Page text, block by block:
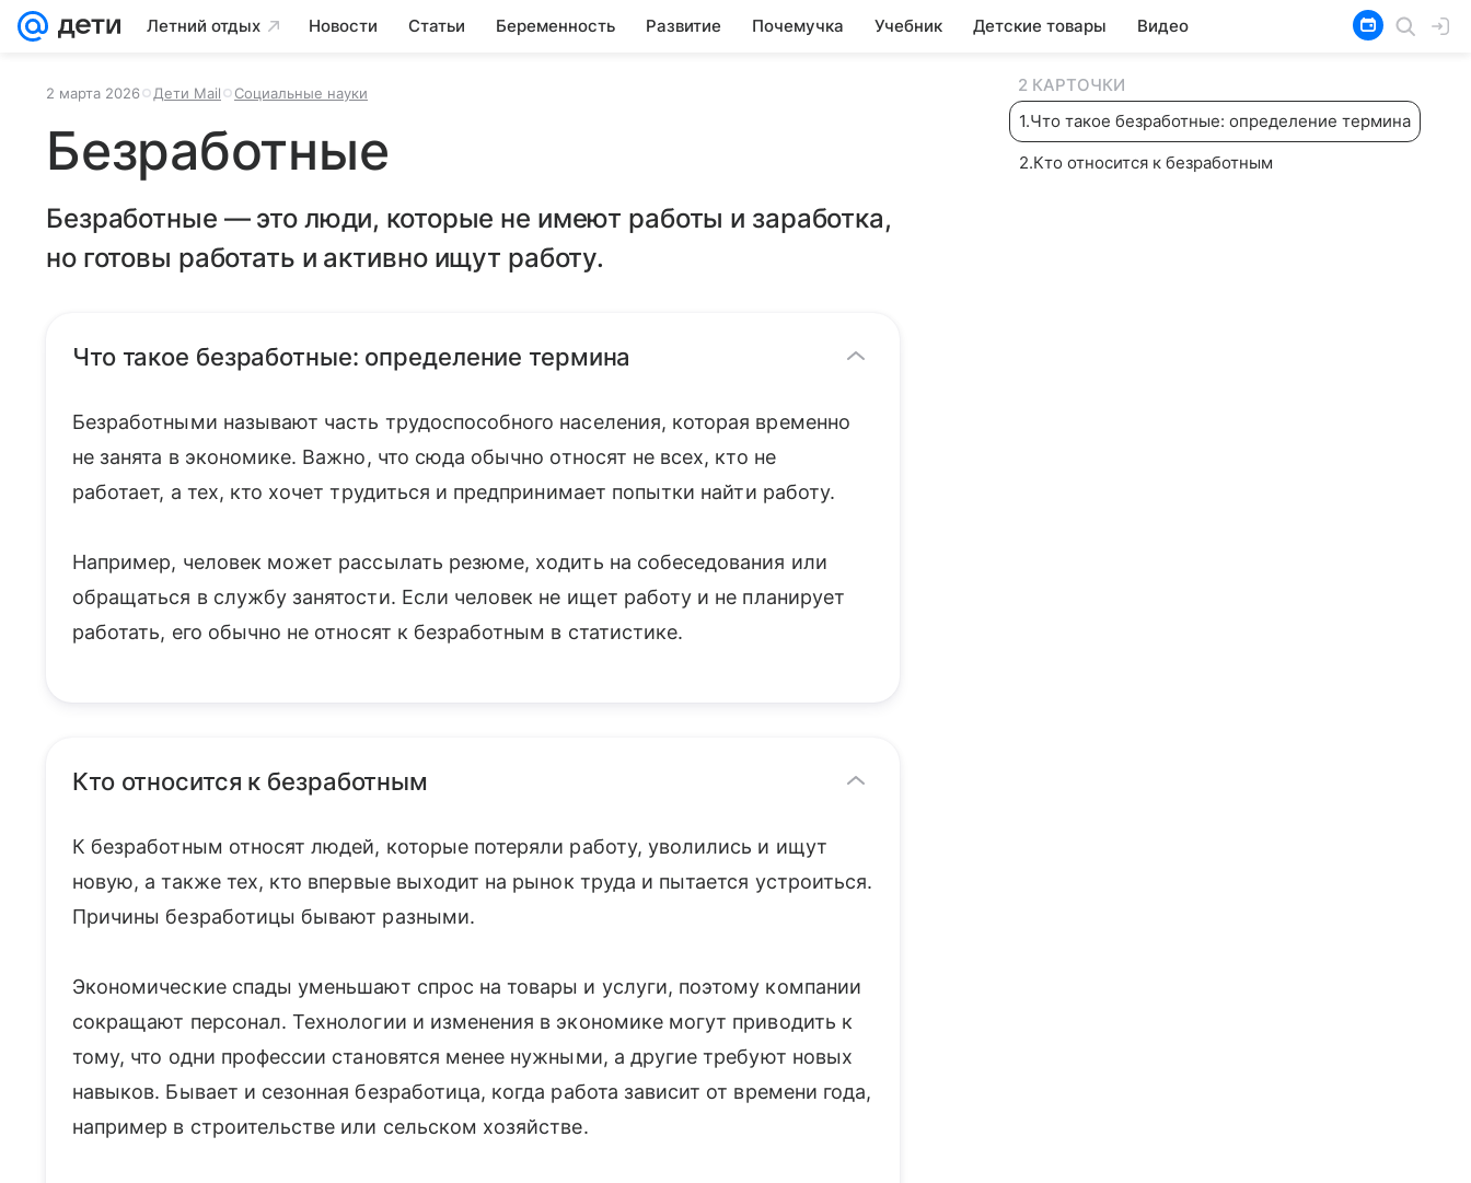
Летний отдых Новости Статьи Беременность Развитие Почемучка Учебник Детские товары Видео
2 марта 2026 Дети Mail Социальные науки
Безработные
Безработные — это люди, которые не имеют работы и заработка,
но готовы работать и активно ищут работу.
Что такое безработные: определение термина
Безработными называют часть трудоспособного населения, которая временно
не занята в экономике. Важно, что сюда обычно относят не всех, кто не
работает, а тех, кто хочет трудиться и предпринимает попытки найти работу.
Например, человек может рассылать резюме, ходить на собеседования или
обращаться в службу занятости. Если человек не ищет работу и не планирует
работать, его обычно не относят к безработным в статистике.
Кто относится к безработным
К безработным относят людей, которые потеряли работу, уволились и ищут
новую, а также тех, кто впервые выходит на рынок труда и пытается устроиться.
Причины безработицы бывают разными.
Экономические спады уменьшают спрос на товары и услуги, поэтому компании
сокращают персонал. Технологии и изменения в экономике могут приводить к
тому, что одни профессии становятся менее нужными, а другие требуют новых
навыков. Бывает и сезонная безработица, когда работа зависит от времени года,
например в строительстве или сельском хозяйстве.
2 КАРТОЧКИ
1.Что такое безработные: определение термина
2.Кто относится к безработным